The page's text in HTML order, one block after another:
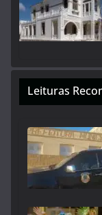
Leituras